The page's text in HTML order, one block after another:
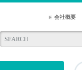
会社概要